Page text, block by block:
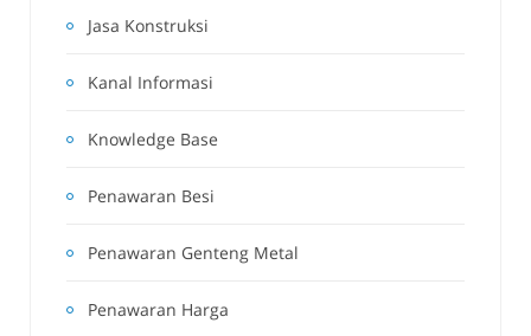
Jasa Konstruksi
Kanal Informasi
Knowledge Base
Penawaran Besi
Penawaran Genteng Metal
Penawaran Harga